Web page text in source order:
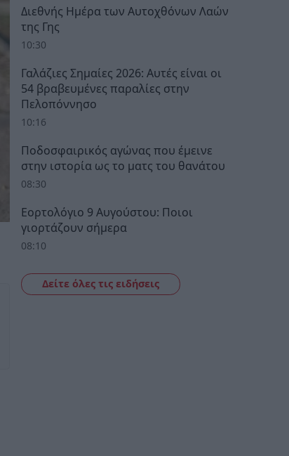
Διεθνής Ημέρα των Αυτοχθόνων Λαών
της Γης
10:30
Γαλάζιες Σημαίες 2026: Αυτές είναι οι
54 βραβευμένες παραλίες στην
Πελοπόννησο
10:16
Ποδοσφαιρικός αγώνας που έμεινε
στην ιστορία ως το ματς του θανάτου
08:30
Εορτολόγιο 9 Αυγούστου: Ποιοι
γιορτάζουν σήμερα
08:10
Δείτε όλες τις ειδήσεις